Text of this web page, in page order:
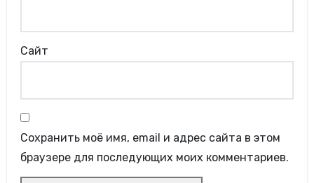
Сайт
Сохранить моё имя, email и адрес сайта в этом
браузере для последующих моих комментариев.